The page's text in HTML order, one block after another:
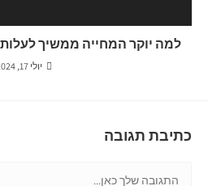
למה יוקר המחייה ממשיך
יולי 17, 2024
כתיבת תגובה